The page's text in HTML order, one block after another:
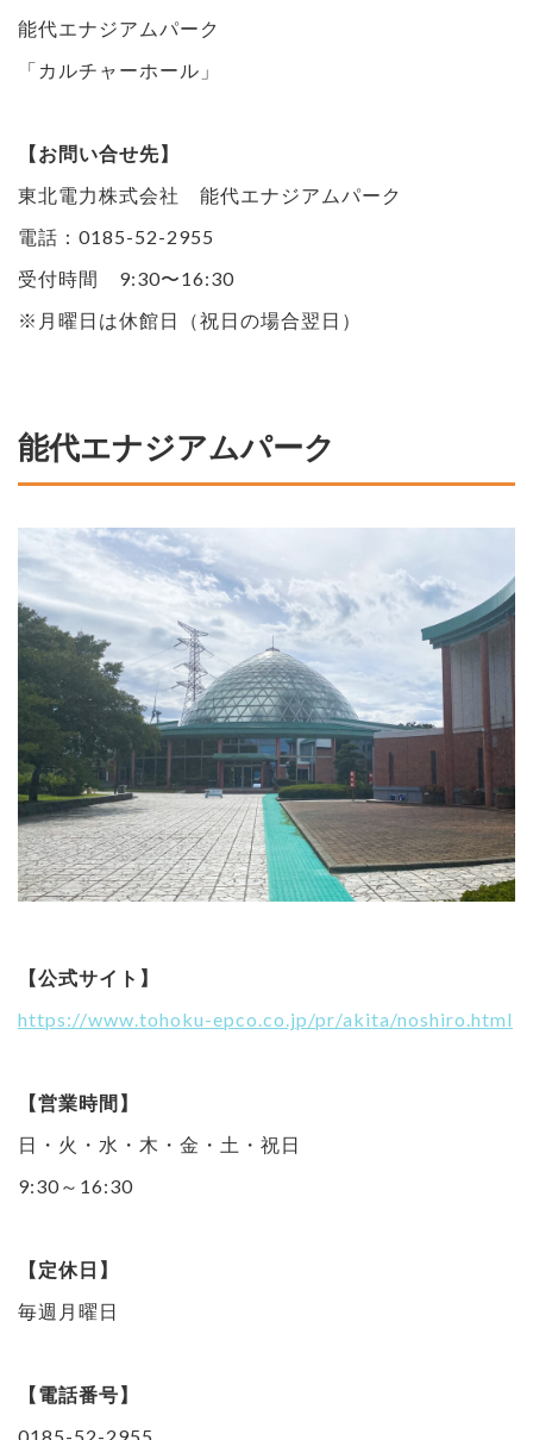
能代エナジアムパーク
「カルチャーホール」
【お問い合せ先】
東北電力株式会社 能代エナジアムパーク
電話：0185-52-2955
受付時間 9:30〜16:30
※月曜日は休館日（祝日の場合翌日）
能代エナジアムパーク
【公式サイト】
https://www.tohoku-epco.co.jp/pr/akita/noshiro.html
【営業時間】
日・火・水・木・金・土・祝日
9:30～16:30
【定休日】
毎週月曜日
【電話番号】